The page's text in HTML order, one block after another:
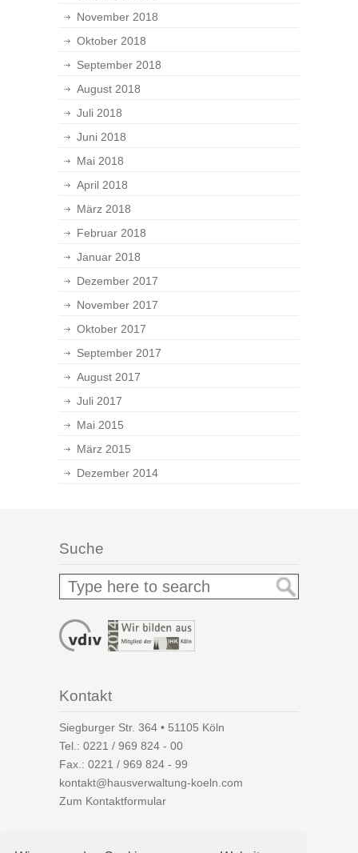
November 2018
Oktober 2018
September 2018
August 2018
Juli 2018
Juni 2018
Mai 2018
April 2018
März 2018
Februar 2018
Januar 2018
Dezember 2017
November 2017
Oktober 2017
September 2017
August 2017
Juli 2017
Mai 2015
März 2015
Dezember 2014
Suche
Kontakt
Siegburger Str. 364 • 51105 Köln
Tel.: 0221 / 969 824 - 00
Fax.: 0221 / 969 824 - 99
kontakt@hausverwaltung-koeln.com
Zum Kontaktformular